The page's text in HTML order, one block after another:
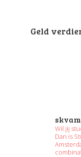
Geld
Wil jij
Dan is